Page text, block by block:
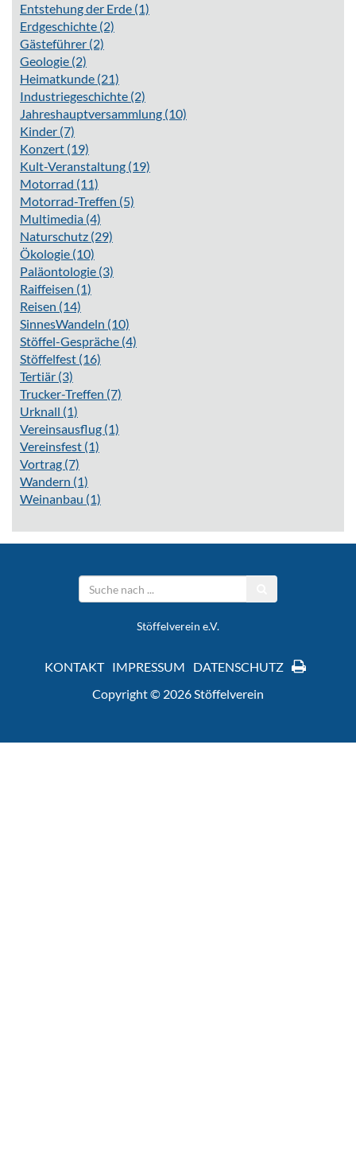
Entstehung der Erde (1)
Erdgeschichte (2)
Gästeführer (2)
Geologie (2)
Heimatkunde (21)
Industriegeschichte (2)
Jahreshauptversammlung (10)
Kinder (7)
Konzert (19)
Kult-Veranstaltung (19)
Motorrad (11)
Motorrad-Treffen (5)
Multimedia (4)
Naturschutz (29)
Ökologie (10)
Paläontologie (3)
Raiffeisen (1)
Reisen (14)
SinnesWandeln (10)
Stöffel-Gespräche (4)
Stöffelfest (16)
Tertiär (3)
Trucker-Treffen (7)
Urknall (1)
Vereinsausflug (1)
Vereinsfest (1)
Vortrag (7)
Wandern (1)
Weinanbau (1)
Stöffelverein e.V.
KONTAKT IMPRESSUM
DATENSCHUTZ
Copyright © 2026 Stöffelverein